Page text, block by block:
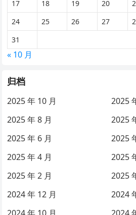
子、己丑年纳音霹雳火尤妙； 2、
3、纳音火命，忌生于休囚死月；
17
18 19 20
24
25 26 27
31
« 10 月
归档
2025 年 10 月
2025
2025 年 8 月
2025
2025 年 6 月
2025
2025 年 4 月
2025
2025 年 2 月
2025
2024 年 12 月
2024